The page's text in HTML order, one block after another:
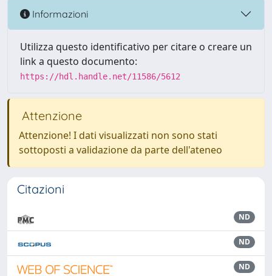
Informazioni
Utilizza questo identificativo per citare o creare un
link a questo documento:
https://hdl.handle.net/11586/5612
Attenzione
Attenzione! I dati visualizzati non sono stati
sottoposti a validazione da parte dell'ateneo
Citazioni
ND
ND
ND